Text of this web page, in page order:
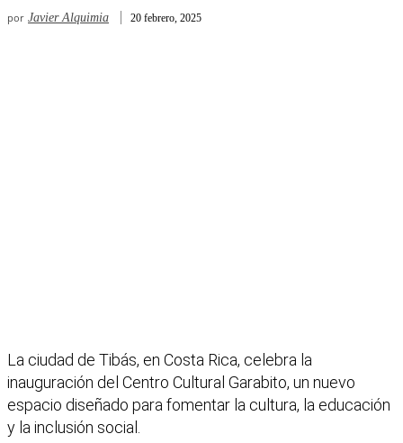
por Javier Alquimia 20 febrero, 2025
La ciudad de Tibás, en Costa Rica, celebra la
inauguración del Centro Cultural Garabito, un nuevo
espacio diseñado para fomentar la cultura, la educación
y la inclusión social.